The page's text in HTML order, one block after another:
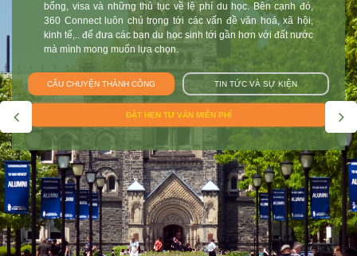
trường đại học và các chương trình học cho sinh viên Việt
Nam tham gia: chương trình du học hè, giao lưu văn hóa, du
học tự túc, du học học bổng, chương trình trao đổi sinh viên tại
Anh, Úc, Mỹ, Canada, New Zealand, Singapore, Thụy Sĩ, Hà
Lan, Nhật Bản. Đội 360 Connect mang tới cho bạn không chỉ
thông tin mà còn giúp bạn tư vấn và hoàn thiện hồ sơ trên con
đường chắp cánh ước mơ du học.
CÂU CHUYỆN THÀNH CÔNG TIN TỨC VÀ SỰ KIỆN
ĐẶT LỊCH TƯ VẤN MIỄN PHÍ